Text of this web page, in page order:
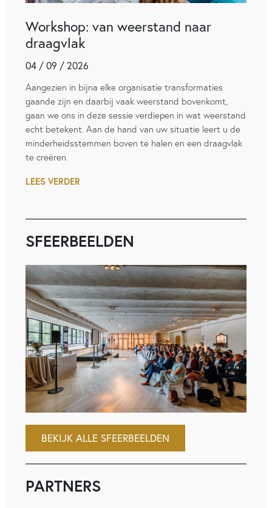
Workshop: van weerstand naar
draagvlak
04 / 09 / 2026
Aangezien in bijna elke organisatie transformaties
gaande zijn en daarbij vaak weerstand bovenkomt,
gaan we ons in deze sessie verdiepen in wat weerstand
echt betekent. Aan de hand van uw situatie leert u de
minderheidsstemmen boven te halen en een draagvlak
te creëren.
LEES VERDER
SFEERBEELDEN
BEKIJK ALLE SFEERBEELDEN
PARTNERS